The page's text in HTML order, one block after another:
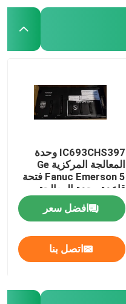
IC693CHS397 وحدة
المعالجة المركزية Ge
Fanuc Emerson 5 فتحة
قاعدة وحدة المعالجة
المركزية
افضل سعر
اتصل بنا